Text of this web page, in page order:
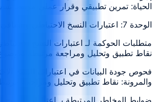
الحياة: تمرين تطبيقي وقرار عملي مرتبط
الوحدة 7: اعتبارات النسخ الاحتياطي والتعافي والمرونة
متطلبات الحوكمة لـ اعتبارات النسخ
نقاط تطبيق وتحليل ومراجعة مرتبطة
فحوص جودة البيانات في اعتبارات النسخ
والمرونة: نقاط تطبيق وتحليل ومراجعة
ضوابط المخاطر المرتبطة بـ اعتبارات النسخ